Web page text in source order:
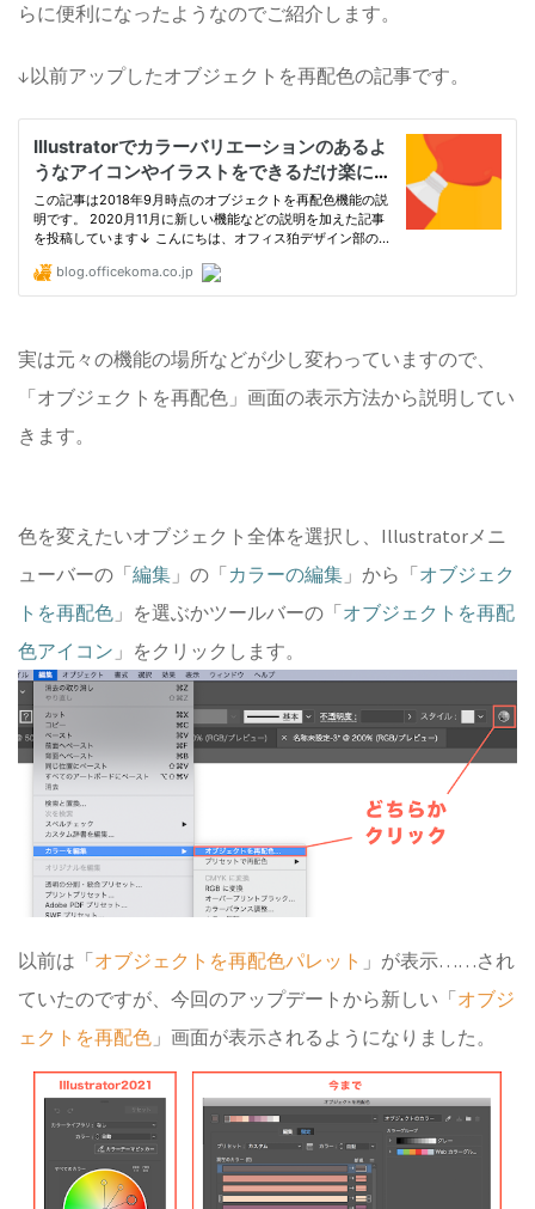
らに便利になったようなのでご紹介します。
↓以前アップしたオブジェクトを再配色の記事です。
実は元々の機能の場所などが少し変わっていますので、
「オブジェクトを再配色」画面の表示方法から説明してい
きます。
色を変えたいオブジェクト全体を選択し、Illustratorメニ
ューバーの「編集 」の「カラーの編集 」から「オブジェク
トを再配色 」を選ぶかツールバーの「オブジェクトを再配
色アイコン 」をクリックします。
以前は「オブジェクトを再配色パレット 」が表示……され
ていたのですが、今回のアップデートから新しい「オブジ
ェクトを再配色 」画面が表示されるようになりました。